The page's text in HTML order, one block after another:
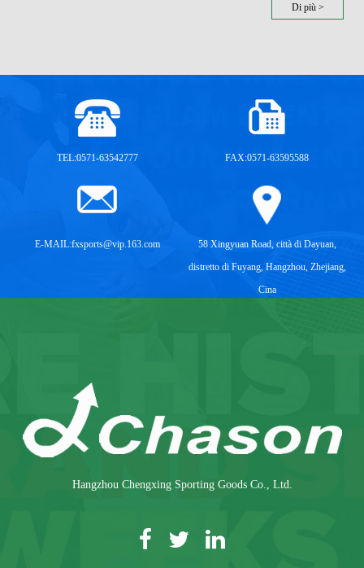
Di più >
TEL:0571-63542777 FAX:0571-63595588
E-MAIL:fxsports@vip.163.com
58 Xingyuan Road, città di Dayuan,
distretto di Fuyang, Hangzhou, Zhejiang,
Cina
Hangzhou Chengxing Sporting Goods Co., Ltd.